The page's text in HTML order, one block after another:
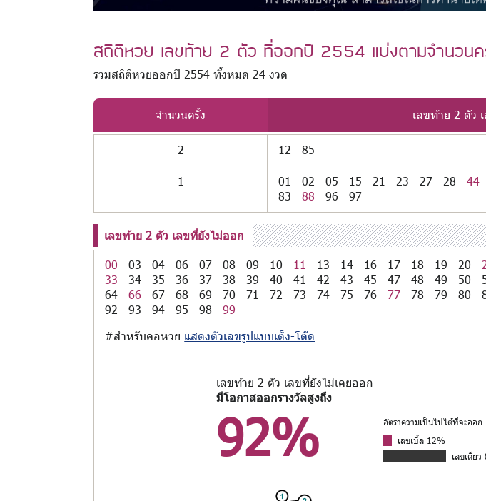
สถิติหวย เลขท้าย 2 ตัว ที่ออกปี 2554 แบ่งตามจำนวน
รวมสถิติหวยออกปี 2554 ทั้งหมด 24 งวด
จำนวนครั้ง เลขท้าย 2 ตัว
2 12 85
1 01 02 05 15 21 23 27 28 44
83
88 96 97
เลขท้าย 2 ตัว เลขที่ยังไม่ออก
00
03 04 06 07 08 09 10 11 13 14 16 17 18 19 20
33
34 35 36 37 38 39 40 41 42 43 45 47 48 49 50
64
66 67 68 69 70 71 72 73 74 75 76 77 78 79 80
92
93 94 95 98
99
#สำหรับคอหวย แสดงตัวเลขรูปแบบเต็ง-โต๊ด
เลขท้าย 2 ตัว เลขที่ยังไม่เคยออก
มีโอกาสออกรางวัลสูงถึง
92%
อัตราความเป็นไปได้ที่จะออก
เลขเบิ้ล 12%
เลขเดี่ยว